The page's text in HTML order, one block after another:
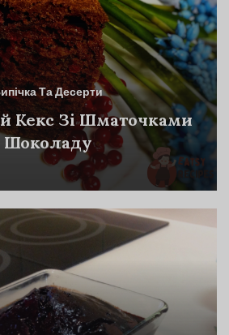
Та Десерти
Кекс Зі Шматочками
Шоколаду